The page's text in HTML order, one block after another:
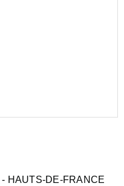
- HAUTS-DE-FRANCE